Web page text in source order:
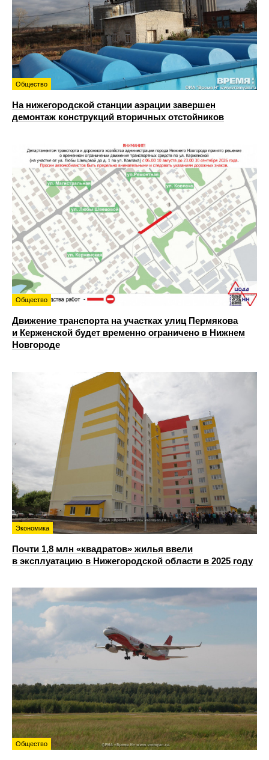
Общество
На нижегородской станции аэрации завершен
демонтаж конструкций вторичных отстойников
Общество
Движение транспорта на участках улиц Пермякова
и Керженской будет временно ограничено в Нижнем
Новгороде
Экономика
Почти 1,8 млн «квадратов» жилья ввели
в эксплуатацию в Нижегородской области в 2025 году
Общество